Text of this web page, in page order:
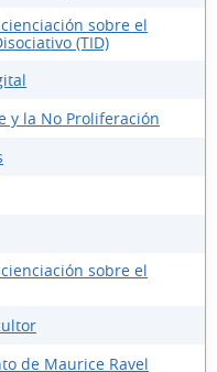
sobre el
(TID)
y la No Proliferación
sobre el
de Maurice Ravel